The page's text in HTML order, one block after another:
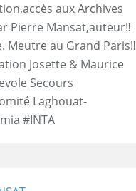
aux Archives
Pierre Mansat,auteur‼️
Meutre au Grand Paris‼️
Josette & Maurice
Secours
Laghouat-
#INTA